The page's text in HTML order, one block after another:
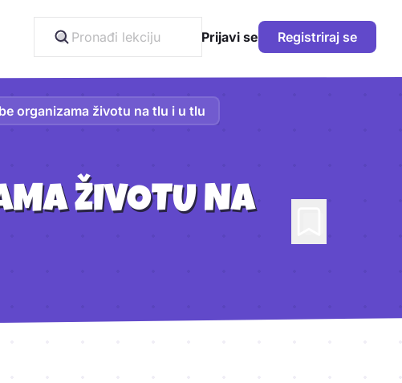
Prijavi se Registriraj se
organizama životu na tlu i u tlu
ŽIVOTU NA